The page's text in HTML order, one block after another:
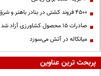
۴۵۰۰ فروند کشتی در بنادر باهنر و شرق هرمزگان پهلو گرفتند
صادرات ۱۵ محصول کشاورزی آزاد شد
میانکاله در آتش می‌سوزد
پربحث ترین عناوین